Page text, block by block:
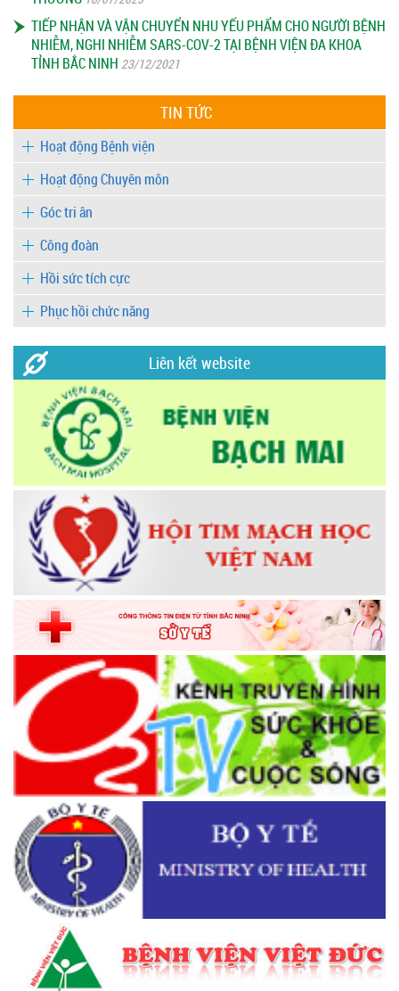
TIẾP NHẬN VÀ VẬN CHUYỂN NHU YẾU PHẨM CHO NGƯỜI BỆNH
NHIỄM, NGHI NHIỄM SARS-COV-2 TẠI BỆNH VIỆN ĐA KHOA
TỈNH BẮC NINH 23/12/2021
TIN TỨC
Hoạt động Bệnh viện
Hoạt động Chuyên môn
Góc tri ân
Công đoàn
Hồi sức tích cực
Phục hồi chức năng
Liên kết website